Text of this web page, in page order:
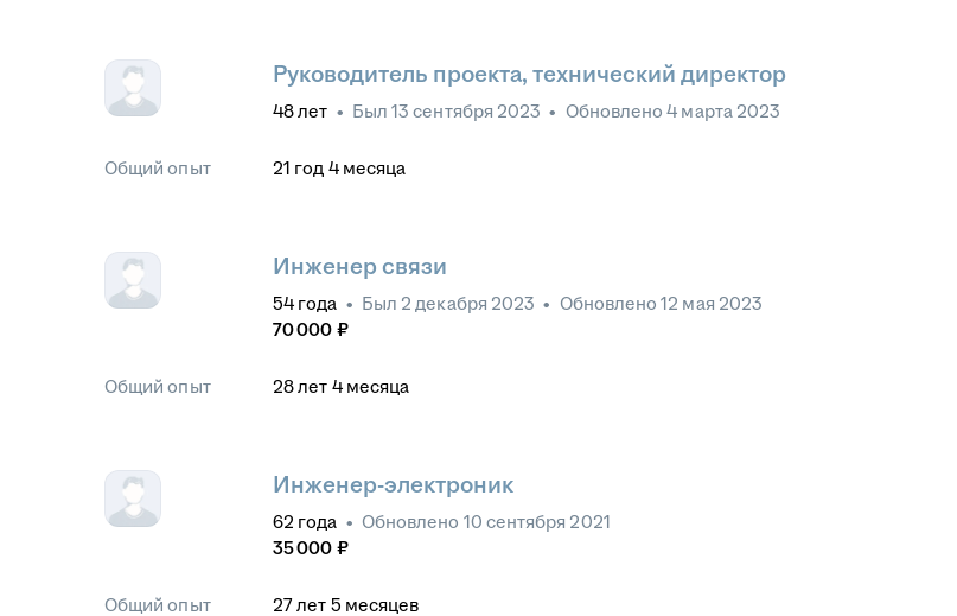
Руководитель проекта, технический директор
48лет • Был 13 сентября 2023 • Обновлено4 марта 2023
Общий опыт 21 год 4 месяца
Инженер связи
54 года • Был 2 декабря 2023 • Обновлено12 мая 2023
70 000 ₽
Общий опыт 28лет 4 месяца
Инженер-электроник
62 года • Обновлено 10 сентября 2021
35 000 ₽
Общий опыт 27лет 5 месяцев